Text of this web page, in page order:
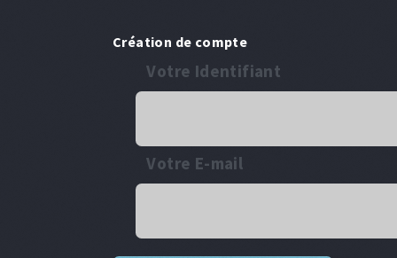
Création de compte
Votre Identifiant
Votre E-mail